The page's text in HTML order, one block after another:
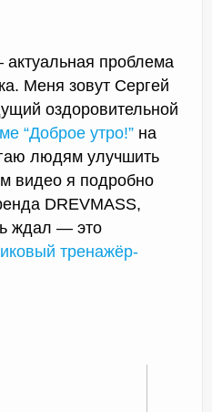
проблема
Меня зовут Сергей
оздоровительной
“Доброе утро!” на
людям улучшить
видео я подробно
DREVMASS,
ждал — это
тренажёр-